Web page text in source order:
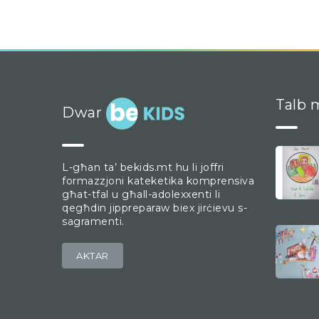
Dwar
L-għan ta’ bekids.mt hu li joffri
formazzjoni kateketika komprensiva
għat-tfal u għall-adolexxenti li
qegħdin jippreparaw biex jirċievu s-
sagramenti.
AKTAR
Talb